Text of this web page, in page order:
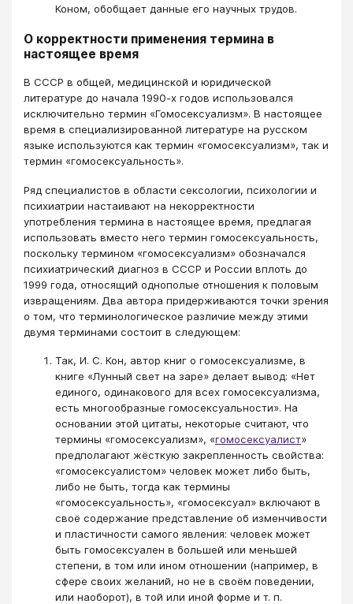
Коном, обобщает данные его научных трудов.
О корректности применения термина в
настоящее время
В СССР в общей, медицинской и юридической
литературе до начала 1990-х годов использовался
исключительно термин «Гомосексуализм». В настоящее
время в специализированной литературе на русском
языке используются как термин «гомосексуализм», так и
термин «гомосексуальность».
Ряд специалистов в области сексологии, психологии и
психиатрии настаивают на некорректности
употребления термина в настоящее время, предлагая
использовать вместо него термин гомосексуальность,
поскольку термином «гомосексуализм» обозначался
психиатрический диагноз в СССР и России вплоть до
1999 года, относящий однополые отношения к половым
извращениям. Два автора придерживаются точки зрения
о том, что терминологическое различие между этими
двумя терминами состоит в следующем:
Так, И. С. Кон, автор книг о гомосексуализме, в
книге «Лунный свет на заре» делает вывод: «Нет
единого, одинакового для всех гомосексуализма,
есть многообразные гомосексуальности». На
основании этой цитаты, некоторые считают, что
термины «гомосексуализм», «гомосексуалист»
предполагают жёсткую закрепленность свойства:
«гомосексуалистом» человек может либо быть,
либо не быть, тогда как термины
«гомосексуальность», «гомосексуал» включают в
своё содержание представление об изменчивости
и пластичности самого явления: человек может
быть гомосексуален в большей или меньшей
степени, в том или ином отношении (например, в
сфере своих желаний, но не в своём поведении,
или наоборот), в той или иной форме и т. п.